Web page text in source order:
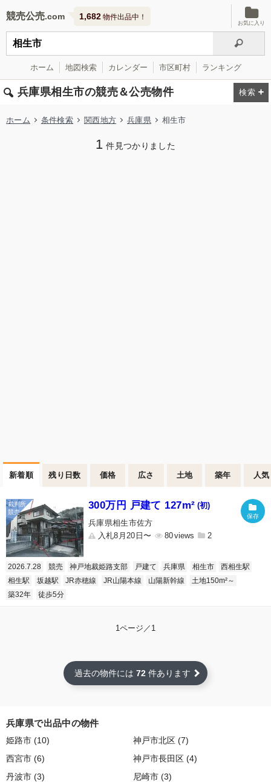
競売公売 1,682 物件出品中！
お気に入り
ホーム 地図検索 カレンダー 市区町村 ランキング
兵庫県相生市の競売＆公売物件
ホーム 条件検索 関西地方 兵庫県 相生市
1 件見つかりました
新着順 残り日数 価格 広さ 土地 築年 人気
300万円 戸建て 127m² (初)
兵庫県相生市佐方
入札8月20日〜
80 2
2026.7.28 競売 神戸地裁姫路支部 戸建て 兵庫県 相生市
西相生駅
相生駅
坂越駅 JR赤穂線 JR山陽本線 山陽新幹線
土地150m²～
築32年
徒歩5分
1ページ／1
過去の物件には 72 件あります
兵庫県で出品中の物件
姫路市 (10) 神戸市北区 (7)
西宮市 (6) 神戸市長田区 (4)
丹波市 (3) 尼崎市 (3)